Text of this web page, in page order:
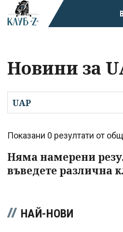
Новини за
Показани 0 резултати от
Няма намерени
въведете различна
НАЙ-НОВИ